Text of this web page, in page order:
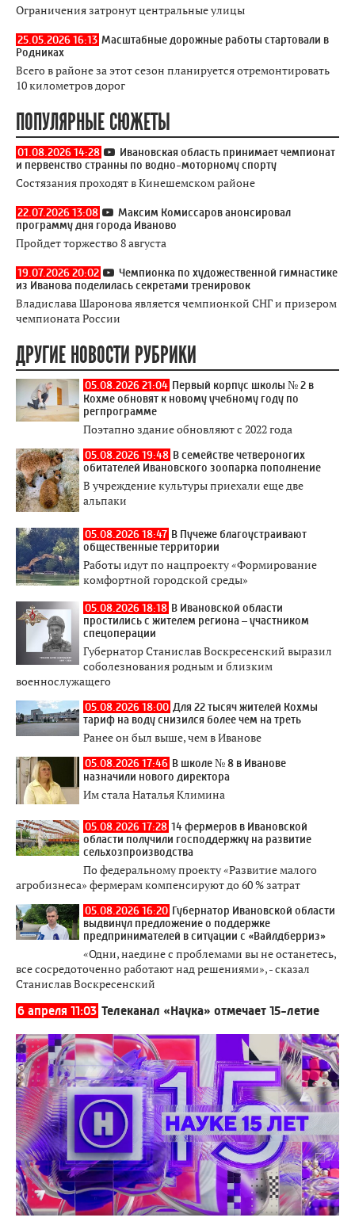
Ограничения затронут центральные улицы
25.05.2026 16:13 Масштабные дорожные работы стартовали в
Родниках
Всего в районе за этот сезон планируется отремонтировать
10 километров дорог
ПОПУЛЯРНЫЕ СЮЖЕТЫ
01.08.2026 14:28
Ивановская область принимает чемпионат
и первенство странны по водно-моторному спорту
Состязания проходят в Кинешемском районе
22.07.2026 13:08
Максим Комиссаров анонсировал
программу дня города Иваново
Пройдет торжество 8 августа
19.07.2026 20:02
Чемпионка по художественной гимнастике
из Иванова поделилась секретами тренировок
Владислава Шаронова является чемпионкой СНГ и призером
чемпионата России
ДРУГИЕ НОВОСТИ РУБРИКИ
05.08.2026 21:04 Первый корпус школы № 2 в
Кохме обновят к новому учебному году по
регпрограмме
Поэтапно здание обновляют с 2022 года
05.08.2026 19:48 В семействе четвероногих
обитателей Ивановского зоопарка пополнение
В учреждение культуры приехали еще две
альпаки
05.08.2026 18:47 В Пучеже благоустраивают
общественные территории
Работы идут по нацпроекту «Формирование
комфортной городской среды»
05.08.2026 18:18 В Ивановской области
простились с жителем региона – участником
спецоперации
Губернатор Станислав Воскресенский выразил
соболезнования родным и близким
военнослужащего
05.08.2026 18:00 Для 22 тысяч жителей Кохмы
тариф на воду снизился более чем на треть
Ранее он был выше, чем в Иванове
05.08.2026 17:46 В школе № 8 в Иванове
назначили нового директора
Им стала Наталья Климина
05.08.2026 17:28 14 фермеров в Ивановской
области получили господдержку на развитие
сельхозпроизводства
По федеральному проекту «Развитие малого
агробизнеса» фермерам компенсируют до 60 % затрат
05.08.2026 16:20 Губернатор Ивановской области
выдвинул предложение о поддержке
предпринимателей в ситуации с «Вайлдберриз»
«Одни, наедине с проблемами вы не останетесь,
все сосредоточенно работают над решениями», - сказал
Станислав Воскресенский
6 апреля 11:03 Телеканал «Наука» отмечает 15-летие